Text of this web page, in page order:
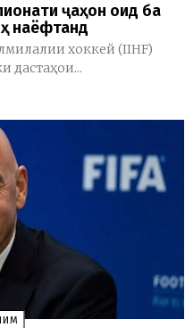
ҷаҳон оид ба
наёфтанд
хоккей (IIHF)
дастаҳои...